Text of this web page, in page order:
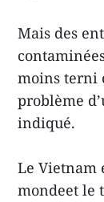
Mais des
moins terni
problème
indiqué.
Le Vietnam
mondeet le